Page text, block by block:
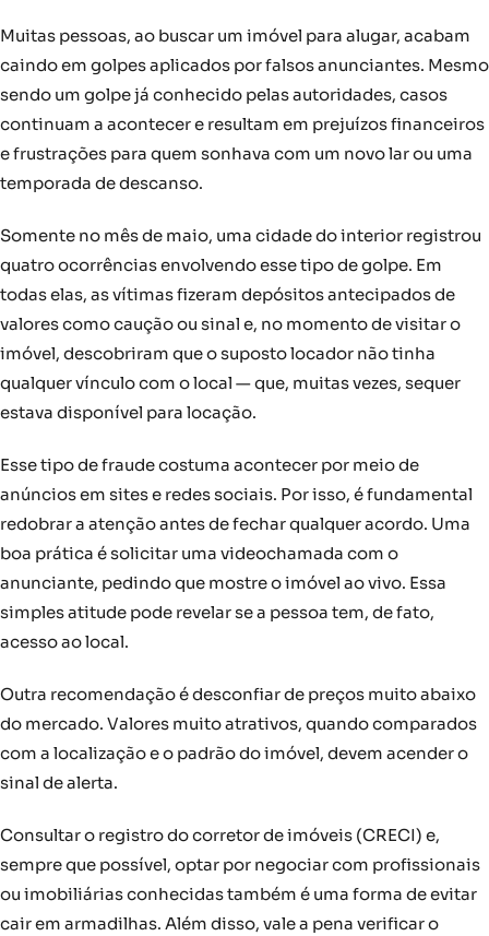
Muitas pessoas, ao buscar um imóvel para alugar, acabam
caindo em golpes aplicados por falsos anunciantes. Mesmo
sendo um golpe já conhecido pelas autoridades, casos
continuam a acontecer e resultam em prejuízos financeiros
e frustrações para quem sonhava com um novo lar ou uma
temporada de descanso.
Somente no mês de maio, uma cidade do interior registrou
quatro ocorrências envolvendo esse tipo de golpe. Em
todas elas, as vítimas fizeram depósitos antecipados de
valores como caução ou sinal e, no momento de visitar o
imóvel, descobriram que o suposto locador não tinha
qualquer vínculo com o local — que, muitas vezes, sequer
estava disponível para locação.
Esse tipo de fraude costuma acontecer por meio de
anúncios em sites e redes sociais. Por isso, é fundamental
redobrar a atenção antes de fechar qualquer acordo. Uma
boa prática é solicitar uma videochamada com o
anunciante, pedindo que mostre o imóvel ao vivo. Essa
simples atitude pode revelar se a pessoa tem, de fato,
acesso ao local.
Outra recomendação é desconfiar de preços muito abaixo
do mercado. Valores muito atrativos, quando comparados
com a localização e o padrão do imóvel, devem acender o
sinal de alerta.
Consultar o registro do corretor de imóveis (CRECI) e,
sempre que possível, optar por negociar com profissionais
ou imobiliárias conhecidas também é uma forma de evitar
cair em armadilhas. Além disso, vale a pena verificar o